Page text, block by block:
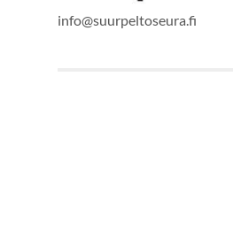
info@suurpeltoseura.fi